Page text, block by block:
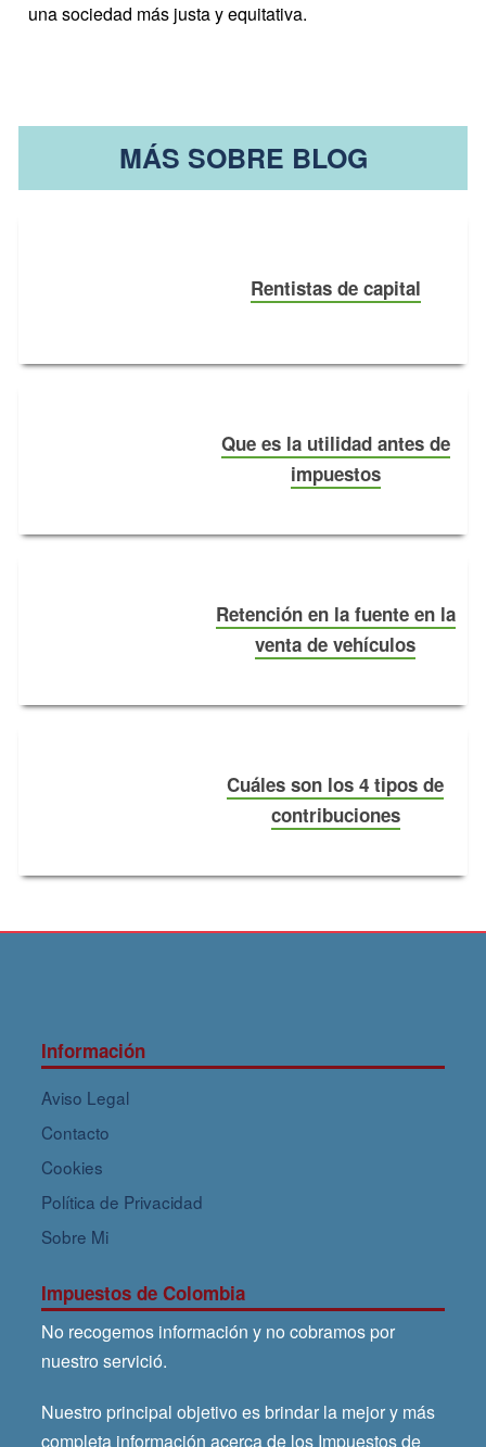
una sociedad más justa y equitativa.
MÁS SOBRE BLOG
Rentistas de capital
Que es la utilidad antes de
impuestos
Retención en la fuente en la
venta de vehículos
Cuáles son los 4 tipos de
contribuciones
Información
Aviso Legal
Contacto
Cookies
Política de Privacidad
Sobre Mi
Impuestos de Colombia
No recogemos información y no cobramos por
nuestro servició.
Nuestro principal objetivo es brindar la mejor y más
completa información acerca de los Impuestos de